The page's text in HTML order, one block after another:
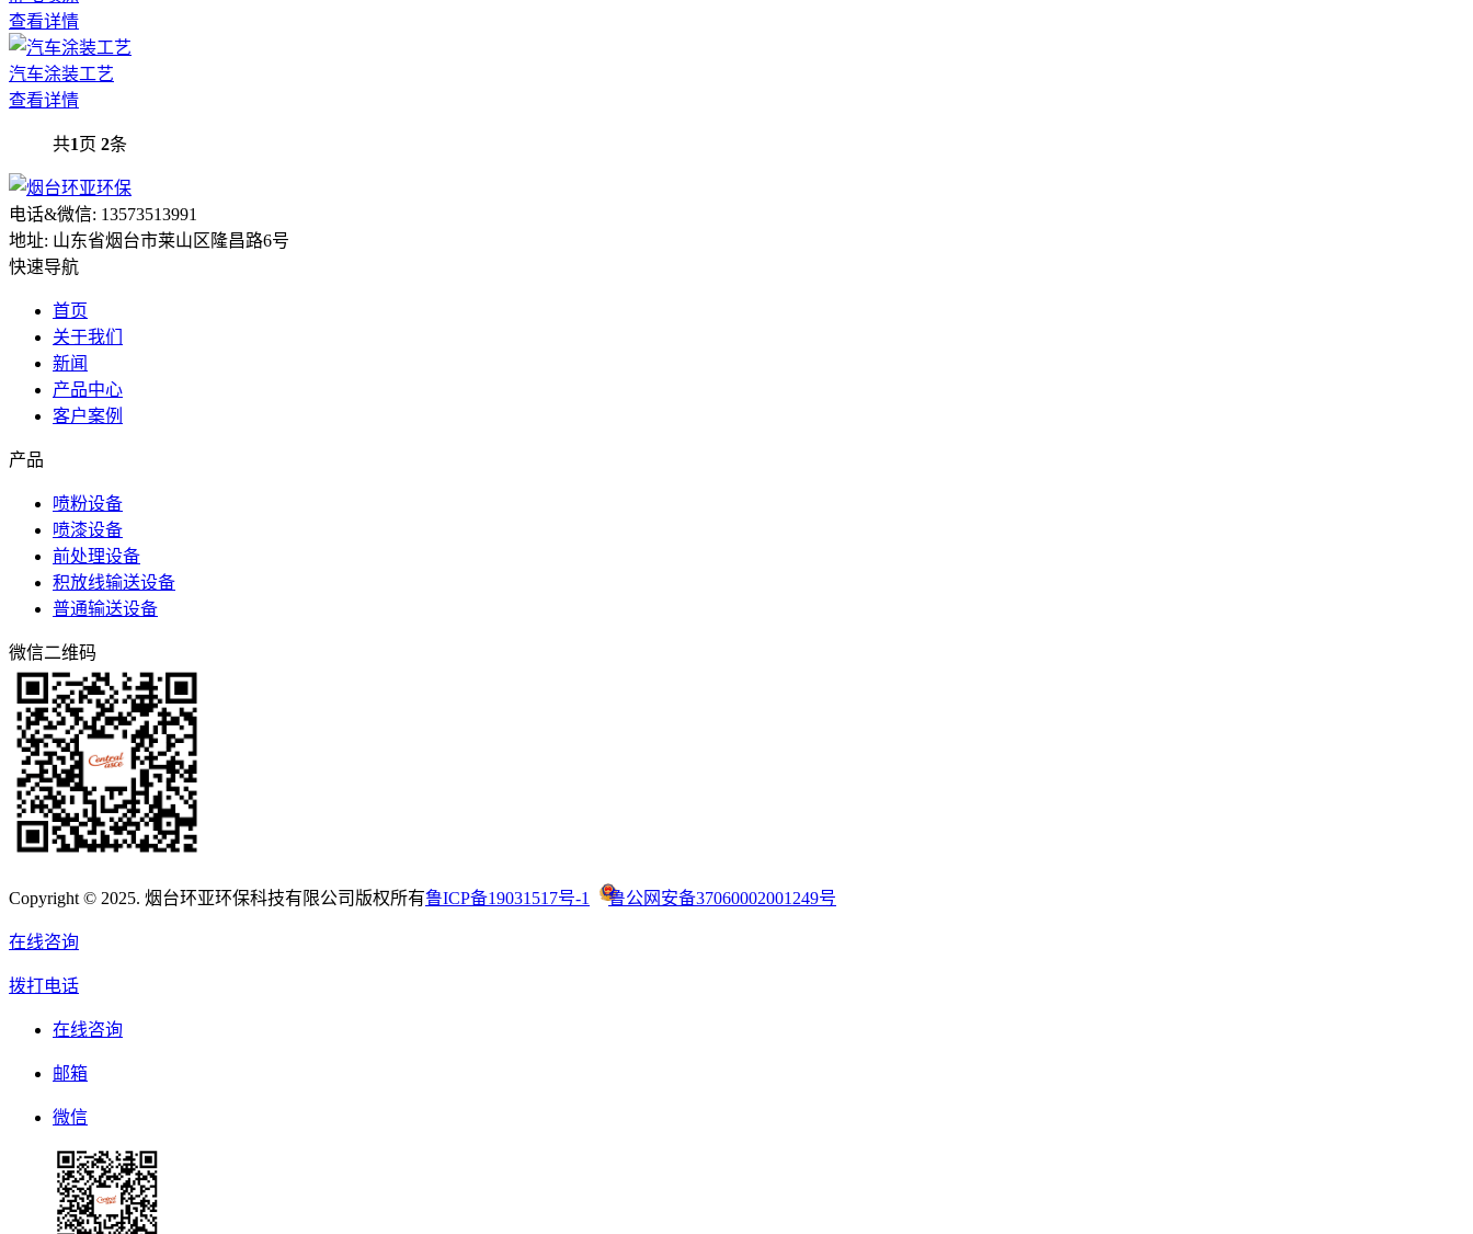
查看详情
汽车涂装工艺
查看详情
共1页 2条
电话&微信: 13573513991
地址: 山东省烟台市莱山区隆昌路6号
快速导航
首页
关于我们
新闻
产品中心
客户案例
产品
喷粉设备
喷漆设备
前处理设备
积放线输送设备
普通输送设备
微信二维码
Copyright © 2025. 烟台环亚环保科技有限公司版权所有鲁ICP备19031517号-1 鲁公网安备37060002001249号
在线咨询
拨打电话
在线咨询
邮箱
微信